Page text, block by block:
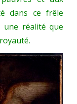
dans ce frêle
une réalité que